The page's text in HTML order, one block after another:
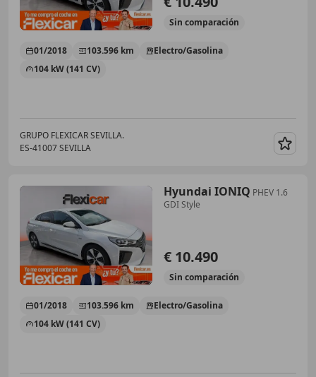
Sin comparación
01/2018 103.596 km
Electro/Gasolina
104 kW (141 CV)
GRUPO FLEXICAR SEVILLA.
ES-41007 SEVILLA
Hyundai IONIQ PHEV 1.6
GDI Style
€ 10.490
Sin comparación
01/2018 103.596 km
Electro/Gasolina
104 kW (141 CV)